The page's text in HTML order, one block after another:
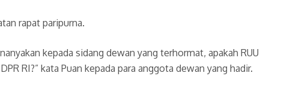
rapat paripurna.
kepada sidang dewan yang terhormat, apakah RUU
RI?” kata Puan kepada para anggota dewan yang hadir.